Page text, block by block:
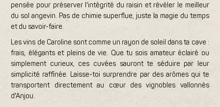
pensée pour préserver l'intégrité du raisin et révéler le meilleur
du sol angevin. Pas de chimie superflue, juste la magie du temps
et du savoir-faire.
Les vins de Caroline sont comme un rayon de soleil dans ta cave :
frais, élégants et pleins de vie. Que tu sois amateur éclairé ou
simplement curieux, ces cuvées sauront te séduire par leur
simplicité raffinée. Laisse-toi surprendre par des arômes qui te
transportent directement au cœur des vignobles vallonnés
d'Anjou.